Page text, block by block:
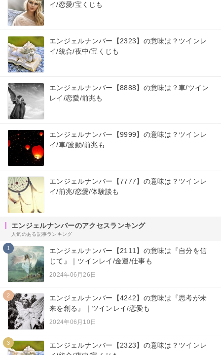
イ/恋愛/宝くじも
エンジェルナンバー【2323】の意味は？ツインレ
イ/統合/夜中/宝くじも
エンジェルナンバー【8888】の意味は？車/ツイン
レイ/恋愛/前兆も
エンジェルナンバー【9999】の意味は？ツインレ
イ/車/波動/前兆も
エンジェルナンバー【7777】の意味は？ツインレ
イ/前兆/恋愛/体験談も
エンジェルナンバーのアクセスランキング
人気のある記事ランキング
1
エンジェルナンバー【2111】の意味は『自分を信
じて』｜ツインレイ/金運/仕事も
2024年06月26日
2
エンジェルナンバー【4242】の意味は『思考が未
来を創る』｜ツインレイ/恋愛も
2024年06月10日
3
エンジェルナンバー【2323】の意味は？ツインレ